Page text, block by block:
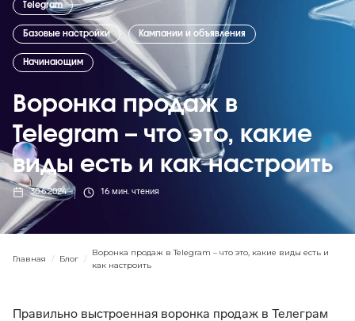
Telegram
Базовые настройки Кампании и объявления
Начинающим
Воронка продаж в
Telegram – что это, какие
виды есть и как настроить
30.6.2024 16 мин. чтения
Главная / Блог /
Воронка продаж в Telegram – что это, какие виды есть и
как настроить
Правильно выстроенная воронка продаж в Телеграм